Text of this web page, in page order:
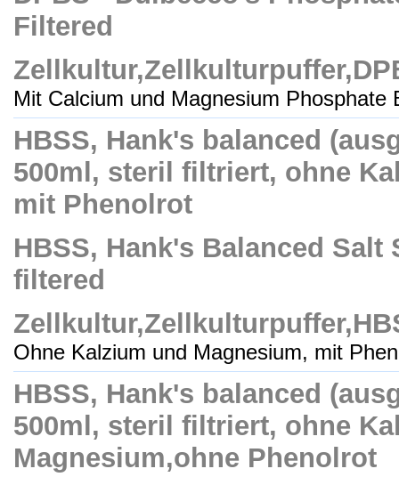
Filtered
Mit Calcium und Magnesium Phosphate
HBSS, Hank's balanced
500ml, steril filtriert, ohne
mit Phenolrot
HBSS, Hank's Balanced
filtered
Ohne Kalzium und Magnesium, mit
HBSS, Hank's balanced
500ml, steril filtriert, ohne
Magnesium,ohne Phenolrot